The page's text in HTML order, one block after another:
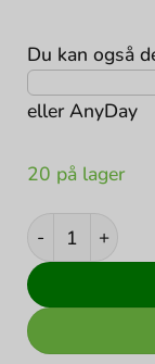
Du kan også
ellerAnyDay
20 på lager
ThinkPad